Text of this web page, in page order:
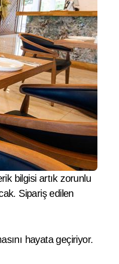
Sipariş edilen
hayata geçiriyor.